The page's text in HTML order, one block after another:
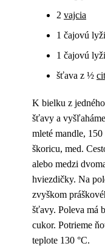
2 vajcia
1 čajovú
1 čajovú
šťava z ½
K bielku z
šťavy a
mleté mandle,
škoricu, med.
alebo medzi
hviezdičky. Na
zvyškom
šťavy. Poleva má
cukor. Potrieme
teplote 130 °C.